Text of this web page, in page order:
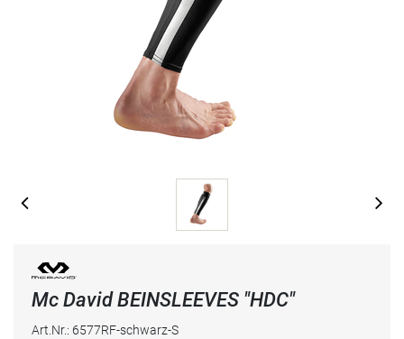
Mc David BEINSLEEVES "HDC"
Art.Nr.: 6577RF-schwarz-S